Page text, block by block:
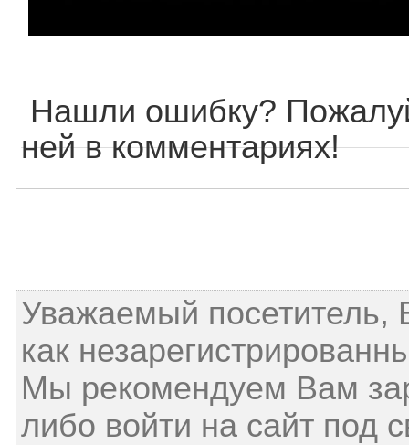
Нашли ошибку?
ней в комментариях!
Уважаемый посетитель,
как
Мы рекомендуем Вам
либо войти на сайт под